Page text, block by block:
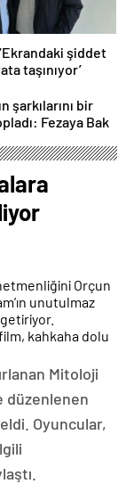
şiddet
taşınıyor’
şarkılarını bir
Fezaya Bak
Orçun
unutulmaz
kahkaha dolu
Mitoloji
düzenlenen
Oyuncular,